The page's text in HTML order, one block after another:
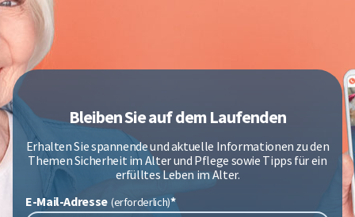
Bleiben Sie auf dem Laufenden
Erhalten Sie spannende und aktuelle Informationen zu den
Themen Sicherheit im Alter und Pflege sowie Tipps für ein
erfülltes Leben im Alter.
E-Mail-Adresse
*